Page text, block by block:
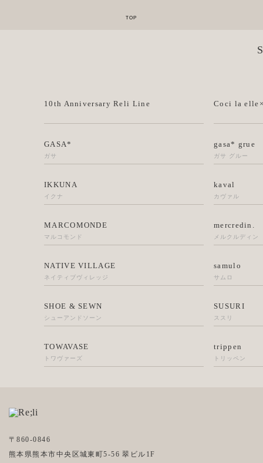
10th Anniversary Reli Line Coci la
GASA*
ガサ
gasa* grue
ガサ グルー
IKKUNA
イクナ
kaval
カヴァル
MARCOMONDE
マルコモンド
mercredin.
メルクルディン
NATIVE VILLAGE
ネイティブヴィレッジ
samulo
サムロ
SHOE & SEWN
シューアンドソーン
SUSURI
ススリ
TOWAVASE
トワヴァーズ
trippen
トリッペン
〒860-0846
熊本県熊本市中央区城東町5-56 翠ビル1F